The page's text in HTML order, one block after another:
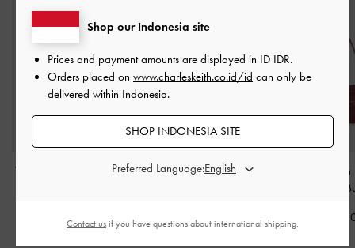
Tas Bahu Elongated Bow
IDR1,499,000
Tas Tote Braided-Strap
IDR1,599,000
Tas Bahu
Shop our Indonesia site
Prices and payment amounts are displayed in ID IDR.
Orders placed on www.charleskeith.co.id/id can only be
delivered within Indonesia.
SHOP INDONESIA SITE
Preferred Language:
Contact us if you have questions about international shipping.